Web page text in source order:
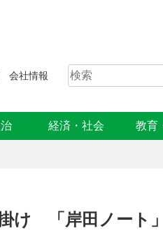
会社情報
経済・社会 教育
け 「岸田ノート」